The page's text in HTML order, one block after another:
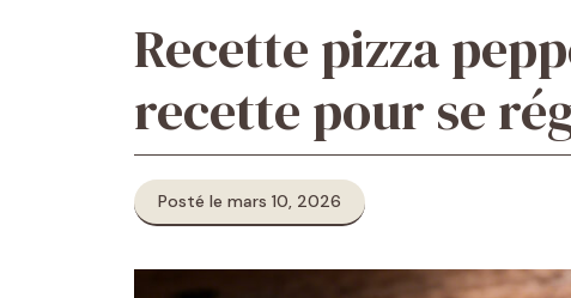
Recette pizza
recette pour se
Posté le mars 10, 2026